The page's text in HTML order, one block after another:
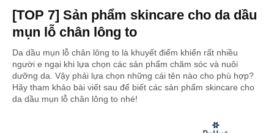
[TOP 7] Sản phẩm skincare cho da dầu
mụn lỗ chân lông to
Da dầu mụn lỗ chân lông to là khuyết điểm khiến rất nhiều
người e ngại khi lựa chọn các sản phẩm chăm sóc và nuôi
dưỡng da. Vậy phải lựa chọn những cái tên nào cho phù hợp?
Hãy tham khảo bài viết sau để biết các sản phẩm skincare cho
da dầu mụn lỗ chân lông to nhé!